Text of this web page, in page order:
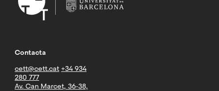
Contacta
cett@cett.cat +34 934
280 777
Av. Can Marcet, 36-38,